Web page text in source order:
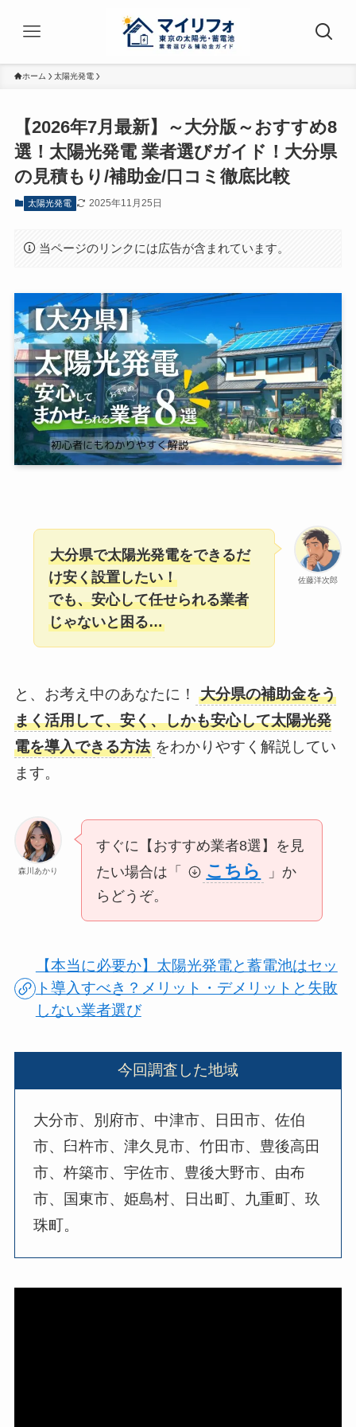
ホーム 太陽光発電
【2026年7月最新】～大分版～おすすめ8
選！太陽光発電 業者選びガイド！大分県
の見積もり/補助金/口コミ徹底比較
太陽光発電 2025年11月25日
当ページのリンクには広告が含まれています。
佐藤洋次郎
大分県で太陽光発電をできるだ
け安く設置したい！
でも、安心して任せられる業者
じゃないと困る…
と、お考え中のあなたに！
大分県の補助金をう
まく活用して、安く、しかも安心して太陽光発
電を導入できる方法 をわかりやすく解説してい
ます。
森川あかり
すぐに【おすすめ業者8選】を見
たい場合は「
こちら
」か
らどうぞ。
【本当に必要か】太陽光発電と蓄電池はセッ
ト導入すべき？メリット・デメリットと失敗
しない業者選び
今回調査した地域
大分市、別府市、中津市、日田市、佐伯
市、臼杵市、津久見市、竹田市、豊後高田
市、杵築市、宇佐市、豊後大野市、由布
市、国東市、姫島村、日出町、九重町、玖
珠町。